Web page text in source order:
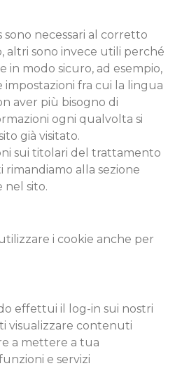
necessari al corretto
altri sono invece utili perché
in modo sicuro, ad esempio,
fra cui la lingua
aver più bisogno di
ogni qualvolta si
già visitato.
sui titolari del trattamento
rimandiamo alla sezione
nel sito.
i cookie anche per
effettui il log-in sui nostri
visualizzare contenuti
a mettere a tua
e servizi